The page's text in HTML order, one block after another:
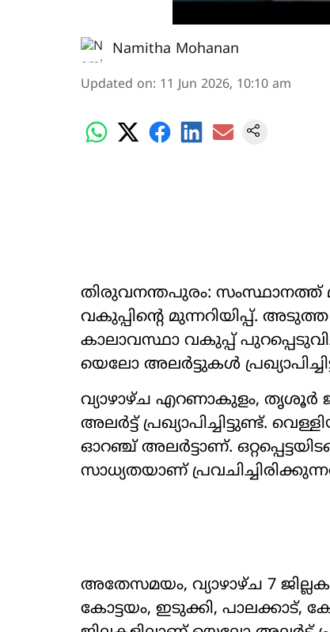
Namitha Mohanan
Updated on: 11 Jun 2026, 10:10 am
തിരുവനന്തപുരം: സംസ്ഥാനത്ത്
വകുപ്പിന്‍റെ മുന്നറിയിപ്പ്.
കാലാവസ്ഥാ വകുപ്പ്
യെലോ അലർട്ടുകൾ
വ്യാഴാഴ്ച എറണാകുളം, തൃശൂർ
അലർട്ട് പ്രഖ്യാപിച്ചിട്ടുണ്ട്.
ഓറഞ്ച് അലർട്ടാണ്.
സാധ്യതയാണ്
അതേസമയം, വ്യാഴാഴ്ച 7
കോട്ടയം, ഇടുക്കി,